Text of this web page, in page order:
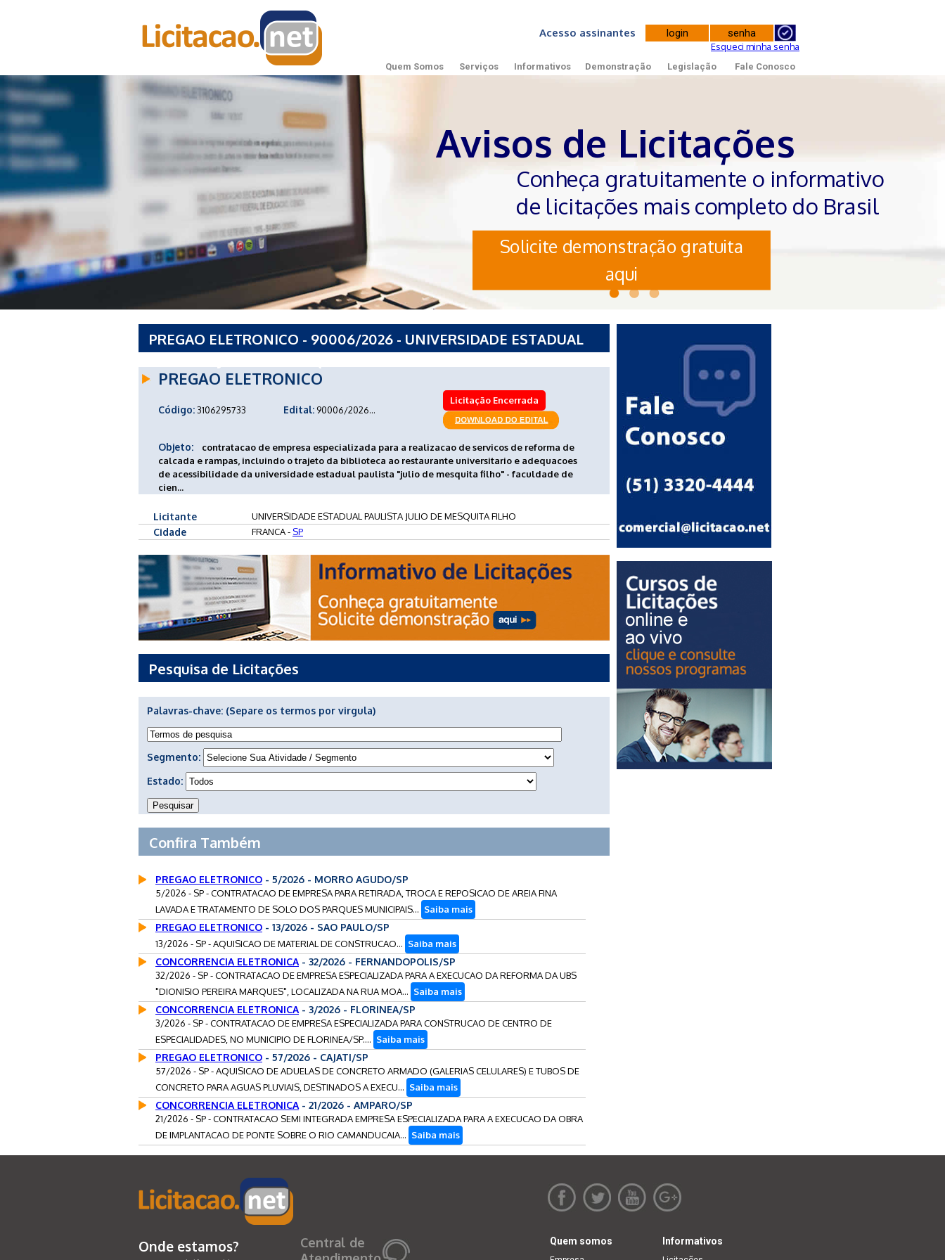
Acesso assinantes
Esqueci minha senha
Quem Somos Serviços Informativos Demonstração Legislação Fale Conosco
Avisos de Licitações
Conheça gratuitamente o informativo
de licitações mais completo do Brasil
Solicite demonstração gratuita
aqui
PREGAO ELETRONICO - 90006/2026 - UNIVERSIDADE ESTADUAL
PREGAO ELETRONICO
Código:3106295733 Edital: 90006/2026...
Licitação Encerrada
Objeto:
contratacao de empresa especializada para a realizacao de servicos de reforma de
calcada e rampas, incluindo o trajeto da biblioteca ao restaurante universitario e adequacoes
de acessibilidade da universidade estadual paulista "julio de mesquita filho" - faculdade de
cien...
Licitante UNIVERSIDADE ESTADUAL PAULISTA JULIO DE MESQUITA FILHO
Cidade FRANCA - SP
Pesquisa de Licitações
Palavras-chave: (Separe os termos por virgula)
Segmento:
Estado:
Confira Também
PREGAO ELETRONICO - 5/2026 - MORRO AGUDO/SP
5/2026 - SP - CONTRATACAO DE EMPRESA PARA RETIRADA, TROCA E REPOSICAO DE AREIA FINA
LAVADA E TRATAMENTO DE SOLO DOS PARQUES MUNICIPAIS... Saiba mais
PREGAO ELETRONICO - 13/2026 - SAO PAULO/SP
13/2026 - SP - AQUISICAO DE MATERIAL DE CONSTRUCAO... Saiba mais
CONCORRENCIA ELETRONICA - 32/2026 - FERNANDOPOLIS/SP
32/2026 - SP - CONTRATACAO DE EMPRESA ESPECIALIZADA PARA A EXECUCAO DA REFORMA DA UBS
"DIONISIO PEREIRA MARQUES", LOCALIZADA NA RUA MOA... Saiba mais
CONCORRENCIA ELETRONICA - 3/2026 - FLORINEA/SP
3/2026 - SP - CONTRATACAO DE EMPRESA ESPECIALIZADA PARA CONSTRUCAO DE CENTRO DE
ESPECIALIDADES, NO MUNICIPIO DE FLORINEA/SP.... Saiba mais
PREGAO ELETRONICO - 57/2026 - CAJATI/SP
57/2026 - SP - AQUISICAO DE ADUELAS DE CONCRETO ARMADO (GALERIAS CELULARES) E TUBOS DE
CONCRETO PARA AGUAS PLUVIAIS, DESTINADOS A EXECU... Saiba mais
CONCORRENCIA ELETRONICA - 21/2026 - AMPARO/SP
21/2026 - SP - CONTRATACAO SEMI INTEGRADA EMPRESA ESPECIALIZADA PARA A EXECUCAO DA OBRA
DE IMPLANTACAO DE PONTE SOBRE O RIO CAMANDUCAIA... Saiba mais
Onde estamos?
Central de
Quem somos Informativos